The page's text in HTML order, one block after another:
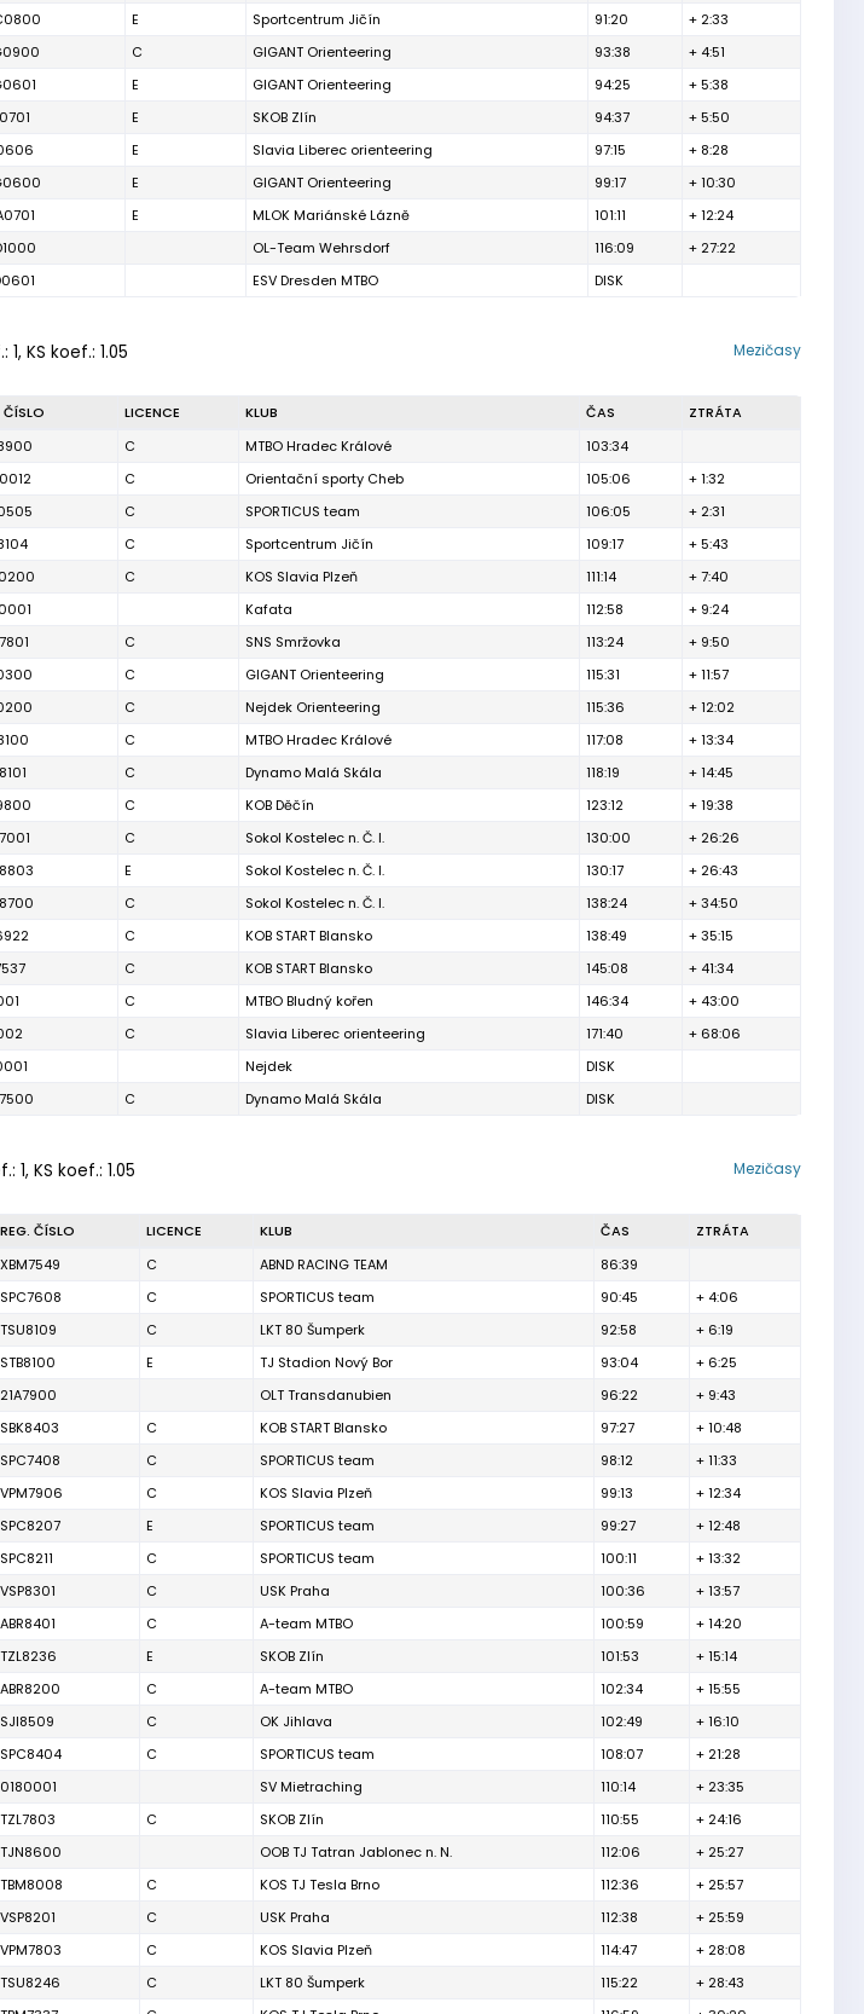
E Sportcentrum Jičín 91:20
+ 2:33
C GIGANT Orienteering 93:38
+ 4:51
E GIGANT Orienteering 94:25
+ 5:38
E SKOB Zlín 94:37
+ 5:50
E Slavia Liberec orienteering 97:15
+ 8:28
E GIGANT Orienteering 99:17
+ 10:30
E MLOK Mariánské Lázně 101:11
+ 12:24
OL-Team Wehrsdorf 116:09
+ 27:22
ESV Dresden MTBO DISK
: 1, KS koef.: 1.05 Mezičasy
ČÍSLO LICENCE KLUB ČAS
ZTRÁTA
C MTBO Hradec Králové
103:34
C Orientační sporty Cheb 105:06
+ 1:32
C SPORTICUS team 106:05
+ 2:31
C Sportcentrum Jičín 109:17
+ 5:43
C KOS Slavia Plzeň 111:14
+ 7:40
Kafata 112:58
+ 9:24
C SNS Smržovka 113:24
+ 9:50
C GIGANT Orienteering 115:31
+ 11:57
C Nejdek Orienteering 115:36
+ 12:02
C MTBO Hradec Králové 117:08
+ 13:34
C Dynamo Malá Skála 118:19
+ 14:45
C KOB Děčín 123:12
+ 19:38
C Sokol Kostelec n. Č. l. 130:00
+ 26:26
E Sokol Kostelec n. Č. l. 130:17
+ 26:43
C Sokol Kostelec n. Č. l. 138:24
+ 34:50
C KOB START Blansko 138:49
+ 35:15
C KOB START Blansko 145:08
+ 41:34
C MTBO Bludný kořen 146:34
+ 43:00
C Slavia Liberec orienteering 171:40
+ 68:06
Nejdek
DISK
C Dynamo Malá Skála DISK
: 1, KS koef.: 1.05 Mezičasy
REG. ČÍSLO LICENCE KLUB ČAS
ZTRÁTA
XBM7549 C ABND RACING TEAM
86:39
SPC7608 C SPORTICUS team 90:45
+ 4:06
TSU8109 C LKT 80 Šumperk 92:58
+ 6:19
STB8100 E TJ Stadion Nový Bor 93:04
+ 6:25
21A7900 OLT Transdanubien 96:22
+ 9:43
SBK8403 C KOB START Blansko 97:27
+ 10:48
SPC7408 C SPORTICUS team 98:12
+ 11:33
VPM7906 C KOS Slavia Plzeň 99:13
+ 12:34
SPC8207 E SPORTICUS team 99:27
+ 12:48
SPC8211 C SPORTICUS team 100:11
+ 13:32
VSP8301 C USK Praha 100:36
+ 13:57
ABR8401 C A-team MTBO 100:59
+ 14:20
TZL8236 E SKOB Zlín 101:53
+ 15:14
ABR8200 C A-team MTBO 102:34
+ 15:55
SJI8509 C OK Jihlava 102:49
+ 16:10
SPC8404 C SPORTICUS team 108:07
+ 21:28
0180001 SV Mietraching 110:14
+ 23:35
TZL7803 C SKOB Zlín 110:55
+ 24:16
TJN8600 OOB TJ Tatran Jablonec n. N. 112:06
+ 25:27
TBM8008 C KOS TJ Tesla Brno 112:36
+ 25:57
VSP8201 C USK Praha 112:38
+ 25:59
VPM7803 C KOS Slavia Plzeň 114:47
+ 28:08
TSU8246 C LKT 80 Šumperk 115:22
+ 28:43